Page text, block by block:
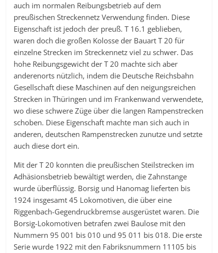
auch im normalen Reibungsbetrieb auf dem
preußischen Streckennetz Verwendung finden. Diese
Eigenschaft ist jedoch der preuß. T 16.1 geblieben,
waren doch die großen Kolosse der Bauart T 20 für
einzelne Strecken im Streckennetz viel zu schwer. Das
hohe Reibungsgewicht der T 20 machte sich aber
anderenorts nützlich, indem die Deutsche Reichsbahn
Gesellschaft diese Maschinen auf den neigungsreichen
Strecken in Thüringen und im Frankenwand verwendete,
wo diese schwere Züge über die langen Rampenstrecken
schoben. Diese Eigenschaft machte man sich auch in
anderen, deutschen Rampenstrecken zunutze und setzte
auch diese dort ein.
Mit der T 20 konnten die preußischen Steilstrecken im
Adhäsionsbetrieb bewältigt werden, die Zahnstange
wurde überflüssig. Borsig und Hanomag lieferten bis
1924 insgesamt 45 Lokomotiven, die über eine
Riggenbach-Gegendruckbremse ausgerüstet waren. Die
Borsig-Lokomotiven betrafen zwei Baulose mit den
Nummern 95 001 bis 010 und 95 011 bis 018. Die erste
Serie wurde 1922 mit den Fabriksnummern 11105 bis